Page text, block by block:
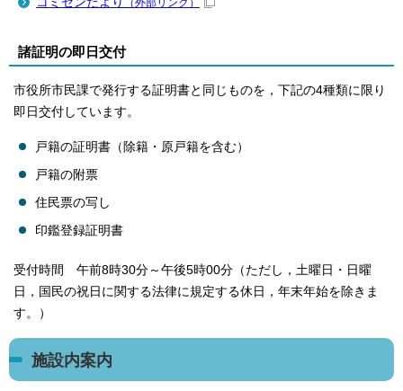
諸証明の即日交付
市役所市民課で発行する証明書と同じものを，下記の4種類に限り
即日交付しています。
戸籍の証明書（除籍・原戸籍を含む）
戸籍の附票
住民票の写し
印鑑登録証明書
受付時間 午前8時30分～午後5時00分（ただし，土曜日・日曜
日，国民の祝日に関する法律に規定する休日，年末年始を除きま
す。）
施設内案内